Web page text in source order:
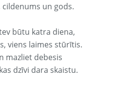
un gods.
būtu katra diena,
viens laimes stūrītis.
mazliet debesis
dzīvi dara skaistu.